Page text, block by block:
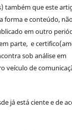
também que este
forma e conteúdo,
em outro
parte, e
sob análise em
veículo de
já está ciente e de